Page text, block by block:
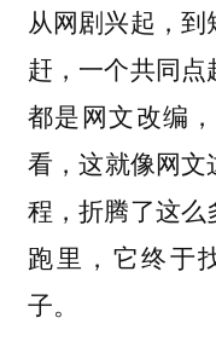
从网剧兴起，
赶，一个共同
都是网文改编
看，这就像网文
程，折腾了这
跑里，它终于
子。